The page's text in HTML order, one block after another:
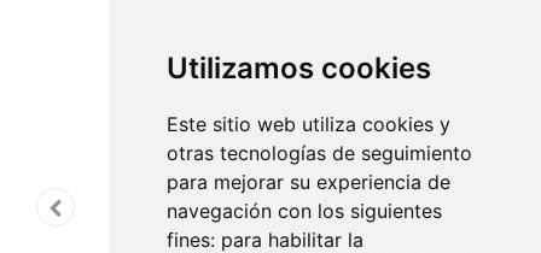
Utilizamos cookies
Este sitio web utiliza cookies y
otras tecnologías de seguimiento
para mejorar su experiencia de
navegación con los siguientes
fines: para habilitar la